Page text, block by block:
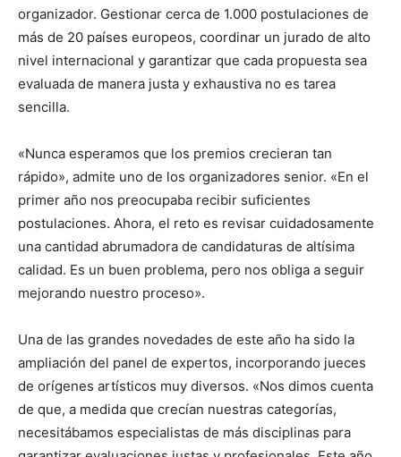
organizador. Gestionar cerca de 1.000 postulaciones de
más de 20 países europeos, coordinar un jurado de alto
nivel internacional y garantizar que cada propuesta sea
evaluada de manera justa y exhaustiva no es tarea
sencilla.
«Nunca esperamos que los premios crecieran tan
rápido», admite uno de los organizadores senior. «En el
primer año nos preocupaba recibir suficientes
postulaciones. Ahora, el reto es revisar cuidadosamente
una cantidad abrumadora de candidaturas de altísima
calidad. Es un buen problema, pero nos obliga a seguir
mejorando nuestro proceso».
Una de las grandes novedades de este año ha sido la
ampliación del panel de expertos, incorporando jueces
de orígenes artísticos muy diversos. «Nos dimos cuenta
de que, a medida que crecían nuestras categorías,
necesitábamos especialistas de más disciplinas para